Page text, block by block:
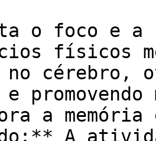
o foco e
físicos
no cérebro,
a memória
A